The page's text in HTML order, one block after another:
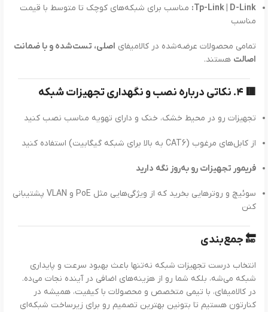
Tp-Link | D-Link: مناسب برای شبکه‌های کوچک تا متوسط با قیمت
مناسب
تمامی محصولات عرضه‌شده در کالامیفای اصلی، تست‌شده و با ضمانت
اصالت هستند.
🟥 ۴. نکاتی درباره نصب و نگهداری تجهیزات شبکه
تجهیزات رو در محیط خشک، خنک و دارای تهویه مناسب نصب کنید
از کابل‌های مرغوب (CAT6 به بالا برای شبکه گیگابیت) استفاده کنید
فریمور تجهیزات رو به‌روز نگه دارید
سوئیچ و روترهایی بخرید که از ویژگی‌هایی مثل PoE و VLAN پشتیبانی
کنن
🔚 جمع‌بندی
انتخاب درست تجهیزات شبکه نه‌تنها باعث بهبود سرعت و پایداری
شبکه می‌شه، بلکه شما رو از هزینه‌های اضافی در آینده نجات می‌ده.
در کالامیفای، با تیمی متخصص و محصولات با کیفیت، همیشه در
کنارتون هستیم تا بتونین بهترین تصمیم رو برای زیرساخت شبکه‌ای